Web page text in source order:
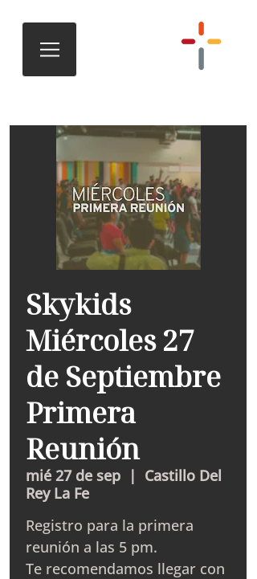
Skykids
Miércoles 27
de Septiembre
Primera
Reunión
mié 27 de sep
  |
Castillo Del
Rey La Fe
Registro para la primera
reunión a las 5 pm.
Te recomendamos llegar con